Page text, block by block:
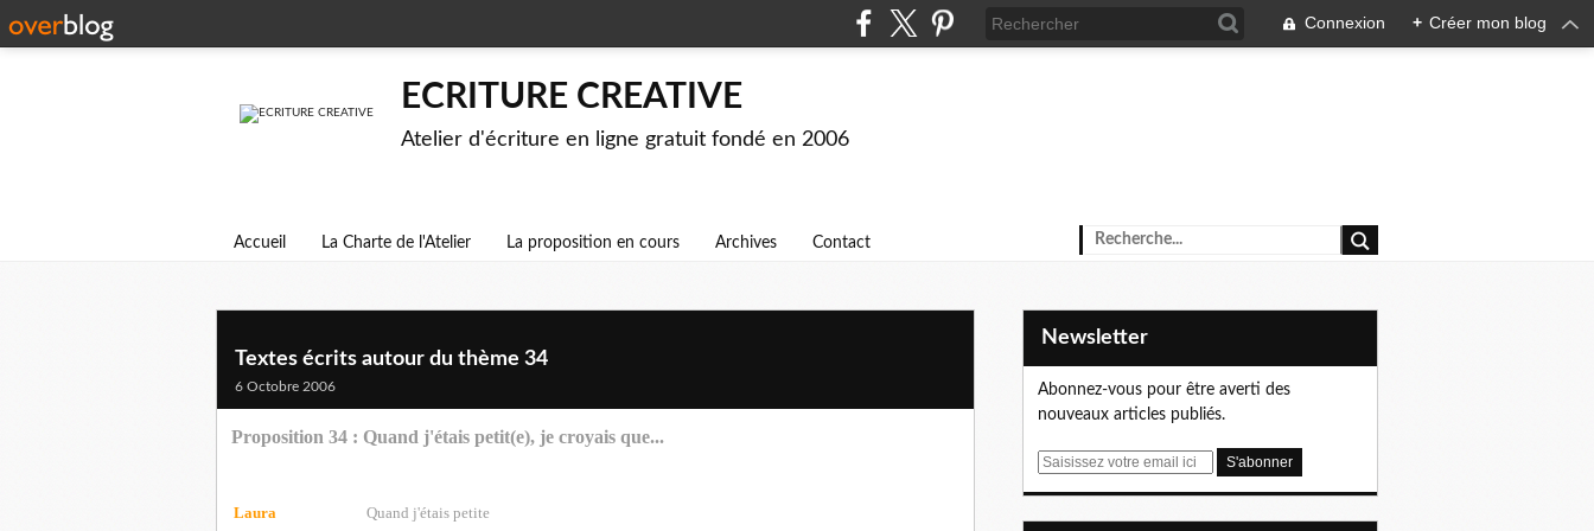
Connexion + Créer mon blog
ECRITURE CREATIVE
Atelier d'écriture en ligne gratuit fondé en 2006
Accueil La Charte de l'Atelier La proposition en cours Archives Contact
Textes écrits autour du thème 34
6 Octobre 2006
Proposition 34 : Quand j'étais petit(e), je croyais que...
Laura
Quand j'étais petite
Newsletter
Abonnez-vous pour être averti des
nouveaux articles publiés.
E